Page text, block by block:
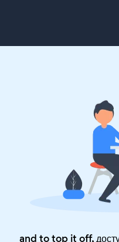
and to top it off,